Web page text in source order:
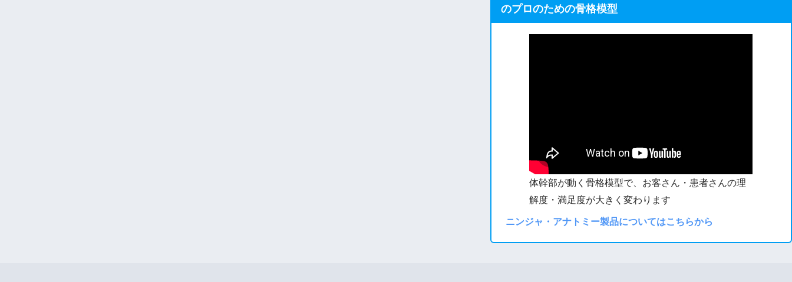
のプロのための骨格模型
体幹部が動く骨格模型で、お客さん・患者さんの理
解度・満足度が大きく変わります
ニンジャ・アナトミー製品についてはこちらから